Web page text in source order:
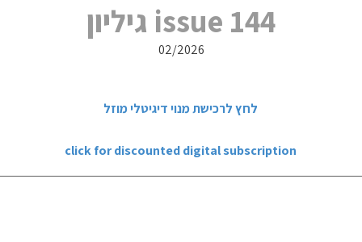
issue 144 גיליון
02/2026
לחץ לרכישת מנוי דיגיטלי מוזל
click for discounted digital subscription